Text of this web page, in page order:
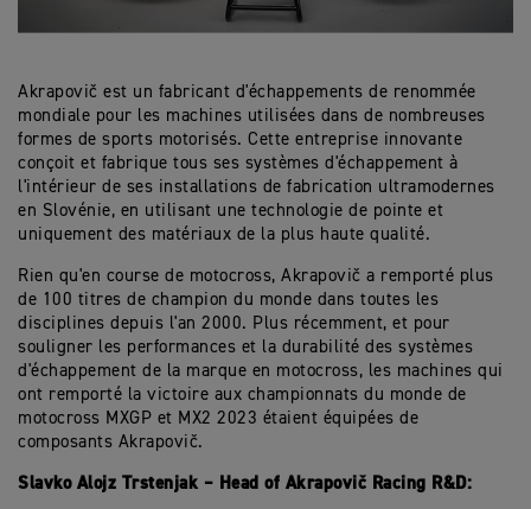
Akrapovič est un fabricant d'échappements de renommée
mondiale pour les machines utilisées dans de nombreuses
formes de sports motorisés. Cette entreprise innovante
conçoit et fabrique tous ses systèmes d'échappement à
l'intérieur de ses installations de fabrication ultramodernes
en Slovénie, en utilisant une technologie de pointe et
uniquement des matériaux de la plus haute qualité.
Rien qu'en course de motocross, Akrapovič a remporté plus
de 100 titres de champion du monde dans toutes les
disciplines depuis l'an 2000. Plus récemment, et pour
souligner les performances et la durabilité des systèmes
d'échappement de la marque en motocross, les machines qui
ont remporté la victoire aux championnats du monde de
motocross MXGP et MX2 2023 étaient équipées de
composants Akrapovič.
Slavko Alojz Trstenjak – Head of Akrapovič Racing R&D: